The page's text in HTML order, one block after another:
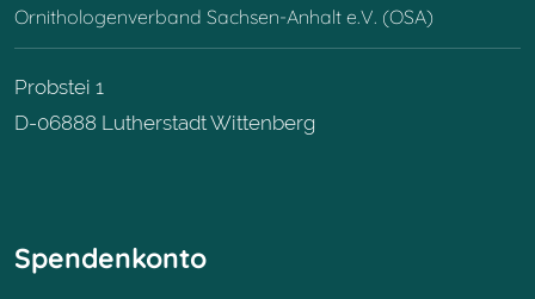
Ornithologenverband Sachsen-Anhalt e.V. (OSA)
Probstei 1
D-06888 Lutherstadt Wittenberg
Spendenkonto